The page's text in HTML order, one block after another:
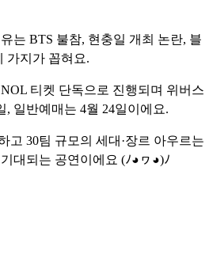
는 BTS 불참, 현충일 개최 논란, 블
가지가 꼽혀요.
티켓 단독으로 진행되며 위버스
, 일반예매는 4월 24일이에요.
고 30팀 규모의 세대·장르 아우르는
대되는 공연이에요 (ﾉ◕ヮ◕)ﾉ